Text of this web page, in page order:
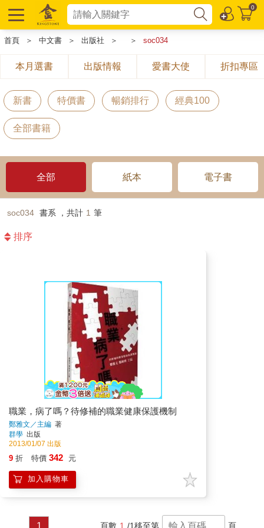
0
首頁 ＞ 中文書 ＞ 出版社 ＞ ＞ soc034
本月選書 出版情報 愛書大使 折扣專區
新書 特價書 暢銷排行 經典100
全部書籍
全部 紙本 電子書
soc034 書系 ，共計 1 筆
排序
職業，病了嗎？待修補的職業健康保護機制
鄭雅文／主編 著
群學 出版
2013/01/07 出版
9 折 特價 342 元
加入購物車
1 頁數 1 /1移至第 頁